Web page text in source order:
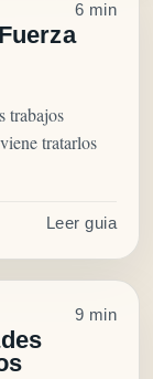
6 min
trabajos
tratarlos
Leer guia
9 min